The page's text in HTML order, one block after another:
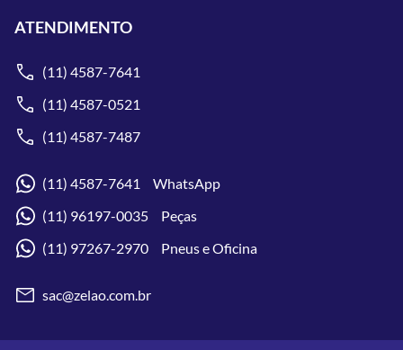
ATENDIMENTO
(11) 4587-7641
(11) 4587-0521
(11) 4587-7487
(11) 4587-7641 WhatsApp
(11) 96197-0035 Peças
(11) 97267-2970 Pneus e Oficina
sac@zelao.com.br